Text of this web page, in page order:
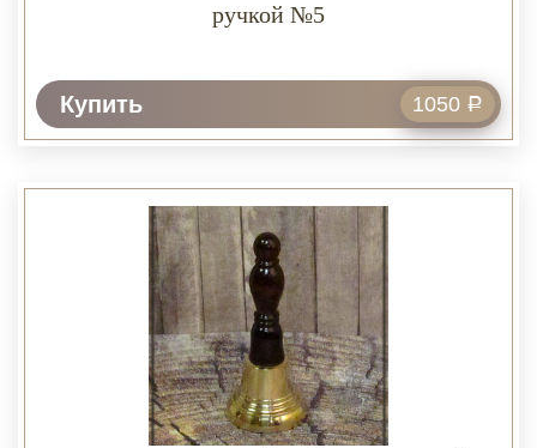
ручкой №5
Купить 1050 Р